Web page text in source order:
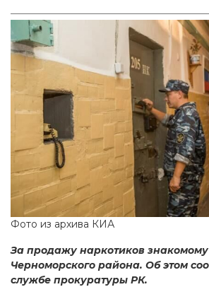
Фото из архива КИА
За продажу наркотиков
Черноморского района. Об этом
службе прокуратуры РК.